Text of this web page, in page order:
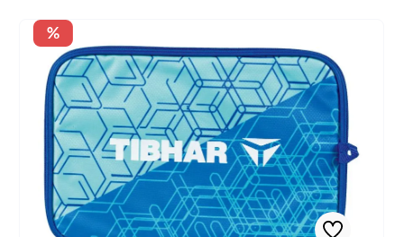
Rabatt
%